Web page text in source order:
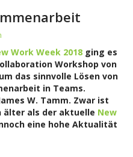
Work Week 2018 ging es
Workshop von
das sinnvolle Lösen von
in Teams.
W. Tamm. Zwar ist
älter als der aktuelle New
eine hohe Aktualität